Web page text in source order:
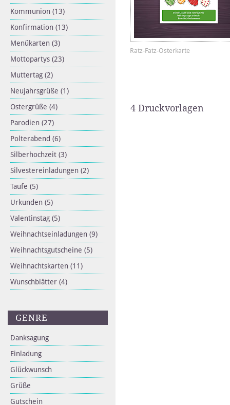
Kommunion (13)
Konfirmation (13)
Menükarten (3)
Mottopartys (23)
Muttertag (2)
Neujahrsgrüße (1)
Ostergrüße (4)
Parodien (27)
Polterabend (6)
Silberhochzeit (3)
Silvestereinladungen (2)
Taufe (5)
Urkunden (5)
Valentinstag (5)
Weihnachtseinladungen (9)
Weihnachtsgutscheine (5)
Weihnachtskarten (11)
Wunschblätter (4)
GENRE
Danksagung
Einladung
Glückwunsch
Grüße
Gutschein
Ratz-Fatz-Osterkarte
4 Druckvorlagen